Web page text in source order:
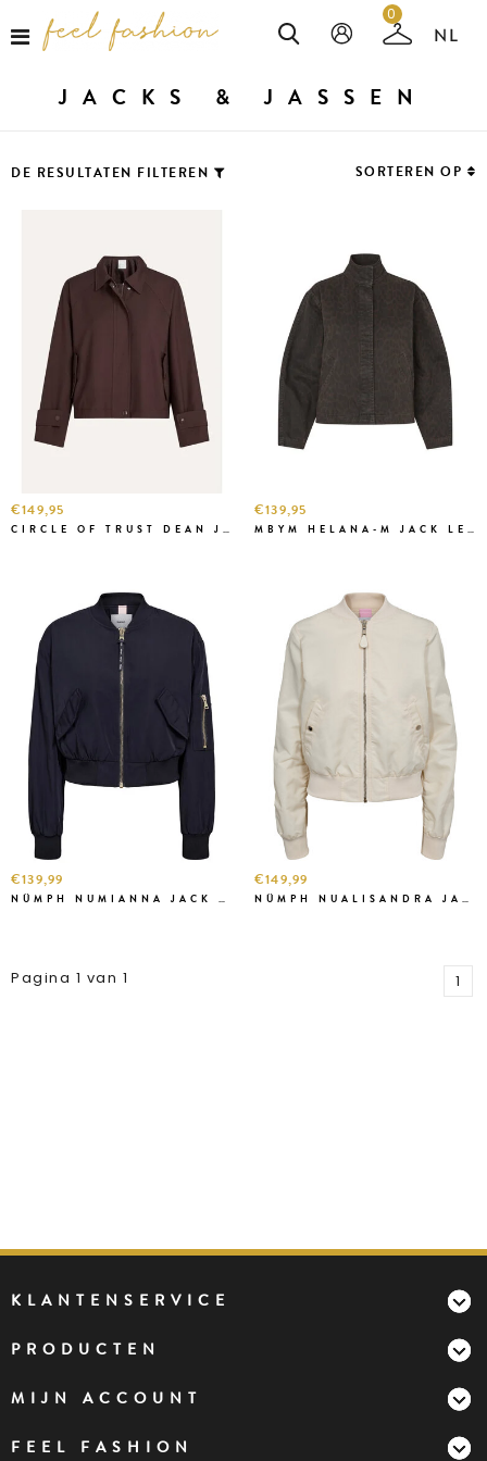
0
JACKS & JASSEN
DE RESULTATEN FILTEREN SORTEREN OP
€149,95
CIRCLE OF TRUST DEAN JACKET BAR. RED
€139,95
MBYM HELANA-M JACK LEO JAVA
€139,99
NÜMPH NUMIANNA JACK SALUTE
€149,99
NÜMPH NUALISANDRA JACK O.WHITE
Pagina 1 van 1 1
KLANTENSERVICE
PRODUCTEN
MIJN ACCOUNT
FEEL FASHION